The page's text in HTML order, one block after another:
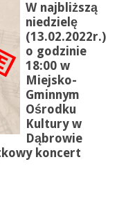
W najbliższą
niedzielę
(13.02.2022r.)
o godzinie
18:00 w
Miejsko-
Gminnym
Ośrodku
Kultury w
Dąbrowie
koncert